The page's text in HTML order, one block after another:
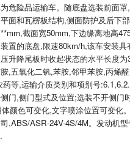
危险品运输车。随底盘选装前面罩,
面和瓦楞板结构,侧面防护及后下
**mm,截面宽50mm,下边缘离地高
置的底盘,限速80km/h,该车安装具
升降尾板时收起状态的水平长度为
,五氧化二钒,苯胺,邻甲苯胺,丙烯醛
药等,运输介质类别和项别号:6.1,6.2.
门,侧门型式及位置;选装不开侧门
体颜色可变化,文字喷涂位置可变化
,ABS/ASR-24V-4S/4M。发动机